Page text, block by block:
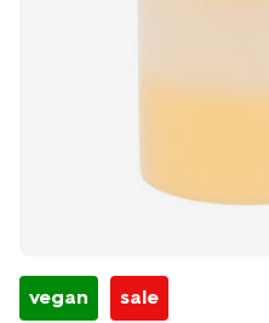
vegan sale